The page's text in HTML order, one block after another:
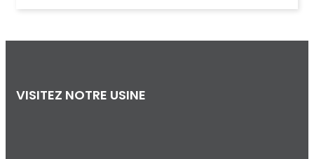
VISITEZ NOTRE USINE